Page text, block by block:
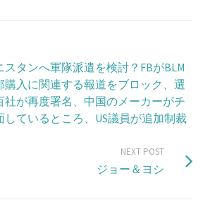
タンへ軍隊派遣を検討？FBがBLM
購入に関連する報道をブロック、選
社が再度署名、中国のメーカーがチ
しているところ、US議員が追加制裁
NEXT POST
ジョー＆ヨシ